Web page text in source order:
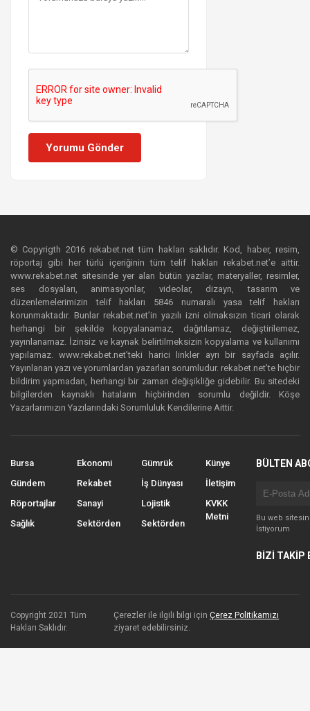
Yorumu Gönder
© Copyrigth 2016 rekabet.net tüm hakları saklıdır. Kod, haber, resim,
röportaj gibi her türlü içeriğinin tüm telif hakları rekabet.net’e aittir.
www.rekabet.net sitesinde yer alan bütün yazılar, materyaller, resimler,
ses dosyaları, animasyonlar, videolar, dizayn, tasarım ve
düzenlemelerimizin telif hakları 5846 numaralı yasa telif hakları
korunmaktadır. Bunlar rekabet.net’in yazılı izni olmaksızın ticari olarak
herhangi bir şekilde kopyalanamaz, dağıtılamaz, değiştirilemez,
yayınlanamaz. İzinsiz ve kaynak belirtilmeksizin kopyalama ve kullanımı
yapılamaz. www.rekabet.net’teki harici linkler ayrı bir sayfada açılır.
Yayınlanan yazı ve yorumlardan yazarları sorumludur. rekabet.net’te hiçbir
bildirim yapmadan, herhangi bir zaman değişikliğe gidebilir. Bu sitedeki
bilgilerden kaynaklı hataların hiçbirinden sorumlu değildir. Köşe
Yazarlarımızın Yazılarındaki Sorumluluk Kendilerine Aittir.
Bursa
Gündem
Röportajlar
Sağlık
Ekonomi
Rekabet
Sanayi
Sektörden
Gümrük
İş Dünyası
Lojistik
Sektörden
Künye
İletişim
KVKK
Metni
BÜLTEN
Bu web
İstiyorum
BİZİ TAKİP
Copyright 2021 Tüm
Hakları Saklıdır.
Çerezler ile ilgili bilgi içinÇerez Politikamızı
ziyaret edebilirsiniz.